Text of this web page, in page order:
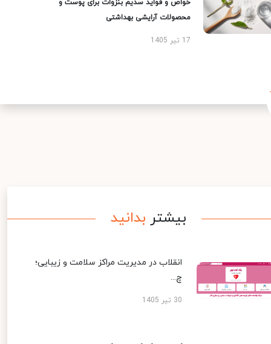
خواص و فواید سدیم بنزوات برای پوست و
محصولات آرایشی بهداشتی
17 تیر 1405
بیشتر بدانید
انقلاب در مدیریت مراکز سلامت و زیبایی؛
چ...
30 تیر 1405